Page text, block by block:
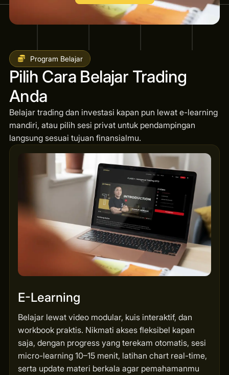
Program Belajar
Pilih Cara Belajar Trading
Anda
Belajar trading dan investasi kapan pun lewat e-learning
mandiri, atau pilih sesi privat untuk pendampingan
langsung sesuai tujuan finansialmu.
E-Learning
Belajar lewat video modular, kuis interaktif, dan
workbook praktis. Nikmati akses fleksibel kapan
saja, dengan progress yang terekam otomatis, sesi
micro-learning 10–15 menit, latihan chart real-time,
serta update materi berkala agar pemahamanmu